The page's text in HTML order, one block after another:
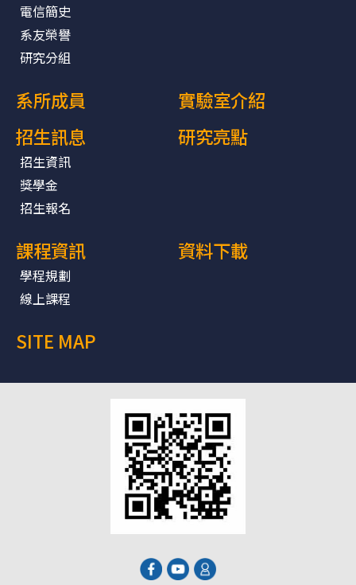
電信簡史
系友榮譽
研究分組
系所成員
實驗室介紹
招生訊息
招生資訊
獎學金
招生報名
研究亮點
課程資訊
學程規劃
線上課程
資料下載
SITE MAP